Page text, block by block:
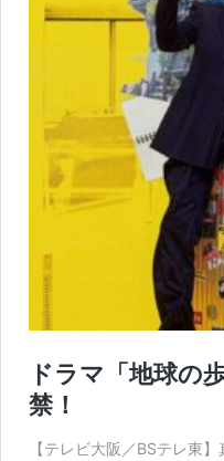
ドラマ「地球の
禁！
【テレビ大阪／BSテレ東